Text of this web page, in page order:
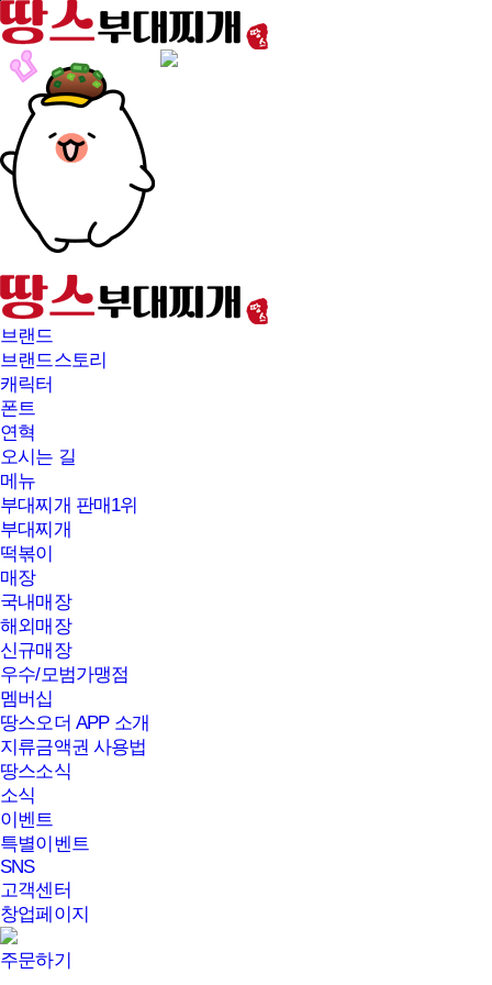
본문바로가기
브랜드
브랜드스토리
캐릭터
폰트
연혁
오시는 길
메뉴
부대찌개 판매1위
부대찌개
떡볶이
매장
국내매장
해외매장
신규매장
우수/모범가맹점
멤버십
땅스오더 APP 소개
지류금액권 사용법
땅스소식
소식
이벤트
특별이벤트
SNS
고객센터
창업페이지
주문하기